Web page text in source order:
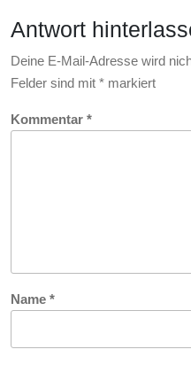
Antwort
Deine E-Mail-Adresse wird
Felder sind mit * markiert
Kommentar *
Name *